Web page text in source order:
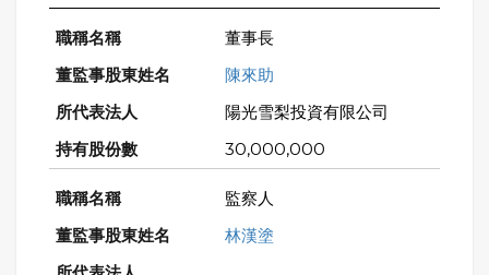
董事長
陳來助
陽光雪梨投資有限公司
30,000,000
監察人
林漢塗